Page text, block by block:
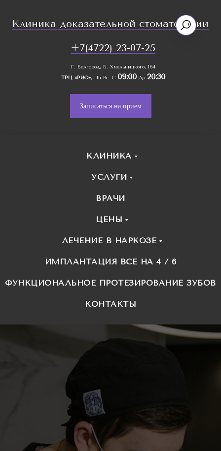
Клиника доказательной стоматологии
+7(4722) 23-07-25
Г. Белгород, Б. Хмельницкого, 164
ТРЦ «РИО», Пн-Вс: С 09:00До 20:30
Записаться на прием
КЛИНИКА
УСЛУГИ
ВРАЧИ
ЦЕНЫ
ЛЕЧЕНИЕ В НАРКОЗЕ
ИМПЛАНТАЦИЯ ВСЕ НА 4 / 6
ФУНКЦИОНАЛЬНОЕ ПРОТЕЗИРОВАНИЕ ЗУБОВ
КОНТАКТЫ